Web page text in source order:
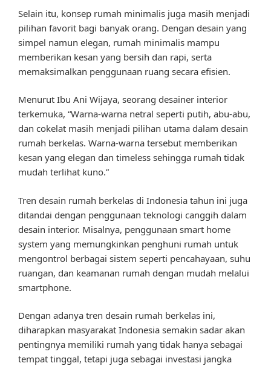
Selain itu, konsep rumah minimalis juga masih menjadi
pilihan favorit bagi banyak orang. Dengan desain yang
simpel namun elegan, rumah minimalis mampu
memberikan kesan yang bersih dan rapi, serta
memaksimalkan penggunaan ruang secara efisien.
Menurut Ibu Ani Wijaya, seorang desainer interior
terkemuka, “Warna-warna netral seperti putih, abu-abu,
dan cokelat masih menjadi pilihan utama dalam desain
rumah berkelas. Warna-warna tersebut memberikan
kesan yang elegan dan timeless sehingga rumah tidak
mudah terlihat kuno.”
Tren desain rumah berkelas di Indonesia tahun ini juga
ditandai dengan penggunaan teknologi canggih dalam
desain interior. Misalnya, penggunaan smart home
system yang memungkinkan penghuni rumah untuk
mengontrol berbagai sistem seperti pencahayaan, suhu
ruangan, dan keamanan rumah dengan mudah melalui
smartphone.
Dengan adanya tren desain rumah berkelas ini,
diharapkan masyarakat Indonesia semakin sadar akan
pentingnya memiliki rumah yang tidak hanya sebagai
tempat tinggal, tetapi juga sebagai investasi jangka